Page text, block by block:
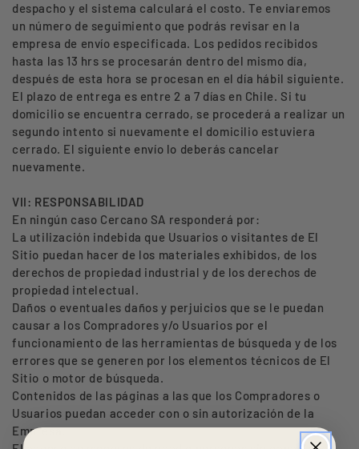
despacho y el sistema calculará el costo. Te enviaremos
un número de seguimiento que podrás revisar en la
empresa de envío especificada. Los pedidos recibidos
hasta las 13 hrs se procesarán dentro del mismo día,
después de esta hora se procesan en el día hábil siguiente.
El plazo de entrega es entre 2 a 7 días en Chile. Si tu
domicilio se encuentra cerrado, se procederá a realizar un
segundo intento si nuevamente el domicilio estuviera
cerrado. El siguiente envío lo deberás cancelar
nuevamente.
VII: RESPONSABILIDAD
En ningún caso Cercano SA responderá por:
La utilización indebida que Usuarios o visitantes de El
Sitio puedan hacer de los materiales exhibidos, de los
derechos de propiedad industrial y de los derechos de
propiedad intelectual.
Daños o eventuales daños y perjuicios que se le puedan
causar a los Compradores y/o Usuarios por el
funcionamiento de las herramientas de búsqueda y de los
errores que se generen por los elementos técnicos de El
Sitio o motor de búsqueda.
Contenidos de las páginas a las que los Compradores o
Usuarios puedan acceder con o sin autorización de la
Empresa.